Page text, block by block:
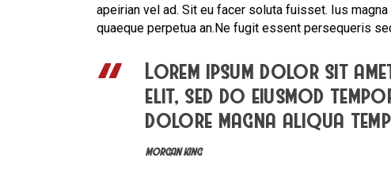
apeirian vel ad. Sit eu facer soluta fuisset. Ius
quaeque perpetua an.Ne fugit essent persequeris
Lorem ipsum dolor sit
elit, sed do eiusmod
dolore magna aliqua
MORGAN KING